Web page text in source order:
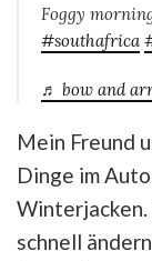
Foggy
#southafrica
♬ bow and
Mein Freund
Dinge im
schnell